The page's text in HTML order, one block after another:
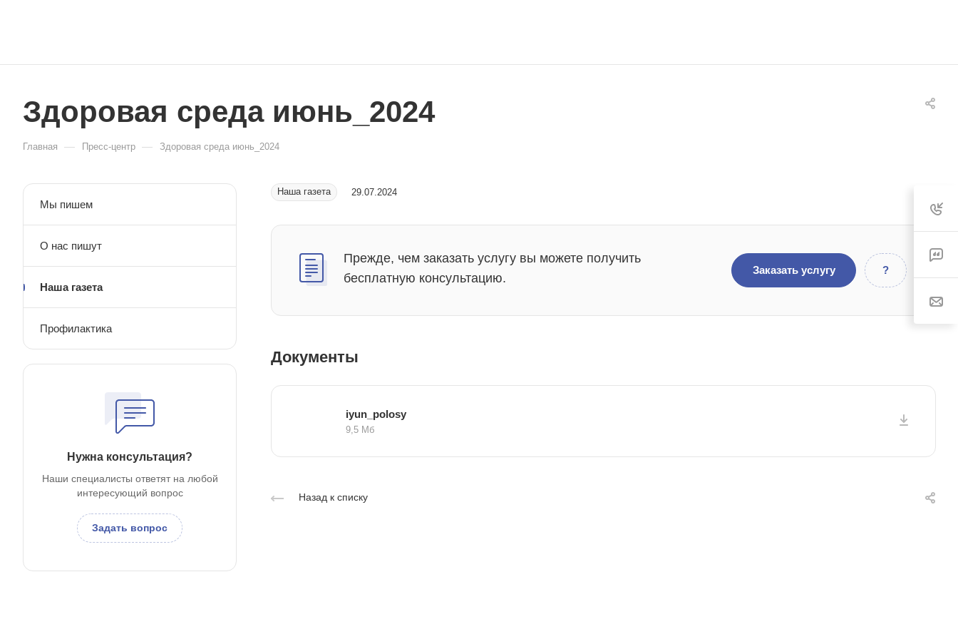
Здоровая среда июнь_2024
Главная — Пресс-центр — Здоровая среда июнь_2024
Наша газета 29.07.2024
Прежде, чем заказать услугу вы можете получить
бесплатную консультацию.
Заказать услугу ?
Документы
iyun_polosy
9,5 Мб
Назад к списку
Мы пишем
О нас пишут
Наша газета
Профилактика
Нужна консультация?
Наши специалисты ответят на любой
интересующий вопрос
Задать вопрос